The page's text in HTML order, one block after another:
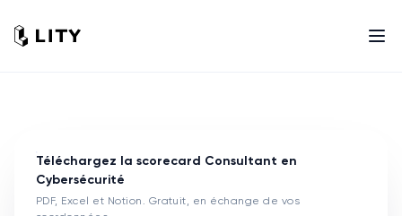
Téléchargez la scorecard Consultant en
Cybersécurité
PDF, Excel et Notion. Gratuit, en échange de vos